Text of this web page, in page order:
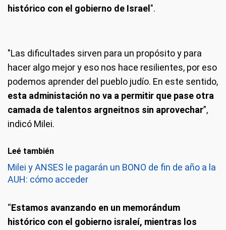
histórico con el gobierno de Israel ".
"Las dificultades sirven para un propósito y para
hacer algo mejor y eso nos hace resilientes, por eso
podemos aprender del pueblo judío. En este sentido,
esta administación no va a permitir que pase otra
camada de talentos argneitnos sin aprovechar”,
indicó Milei.
Leé también
Milei y ANSES le pagarán un BONO de fin de año a la
AUH: cómo acceder
“Estamos avanzando en un memorándum
histórico con el gobierno israleí, mientras los